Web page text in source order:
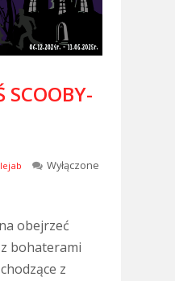
SCOOBY-
Wyłączone
obejrzeć
bohaterami
z